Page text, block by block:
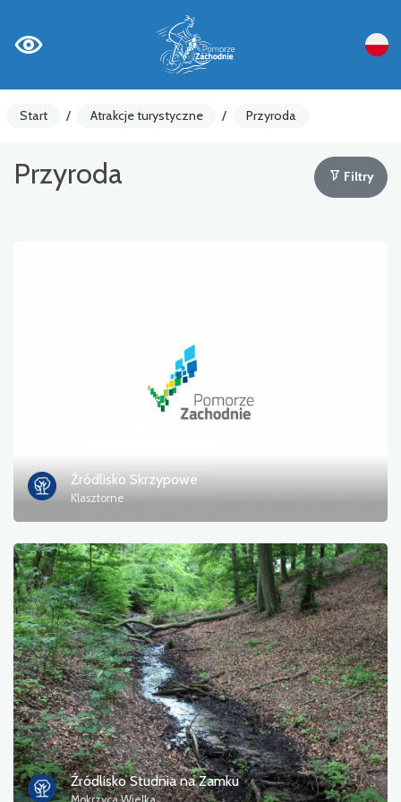
Start / Atrakcje turystyczne / Przyroda
Przyroda Filtry
Źródlisko Skrzypowe
Klasztorne
Źródlisko Studnia na Zamku
Informacja turystyczna
Miejsce odpoczynku
Militaria
Muzeum
Noclegi
Pola namiotowe
Pomniki, rzeźby, murale